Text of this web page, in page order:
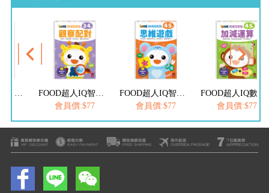
會員價:$77
會員價:$77
會員價:$77